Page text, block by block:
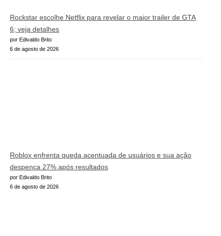
Rockstar escolhe Netflix para revelar o maior trailer de GTA
6; veja detalhes
por Edivaldo Brito
6 de agosto de 2026
Roblox enfrenta queda acentuada de usuários e sua ação
despenca 27% após resultados
por Edivaldo Brito
6 de agosto de 2026